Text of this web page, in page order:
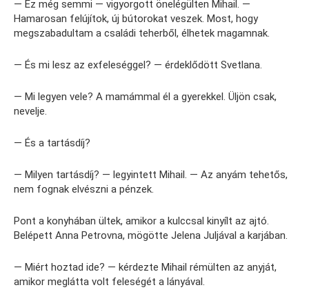
— Ez még semmi — vigyorgott önelégülten Mihail. —
Hamarosan felújítok, új bútorokat veszek. Most, hogy
megszabadultam a családi teherből, élhetek magamnak.
— És mi lesz az exfeleséggel? — érdeklődött Svetlana.
— Mi legyen vele? A mamámmal él a gyerekkel. Üljön csak,
nevelje.
— És a tartásdíj?
— Milyen tartásdíj? — legyintett Mihail. — Az anyám tehetős,
nem fognak elvészni a pénzek.
Pont a konyhában ültek, amikor a kulccsal kinyílt az ajtó.
Belépett Anna Petrovna, mögötte Jelena Juljával a karjában.
— Miért hoztad ide? — kérdezte Mihail rémülten az anyját,
amikor meglátta volt feleségét a lányával.